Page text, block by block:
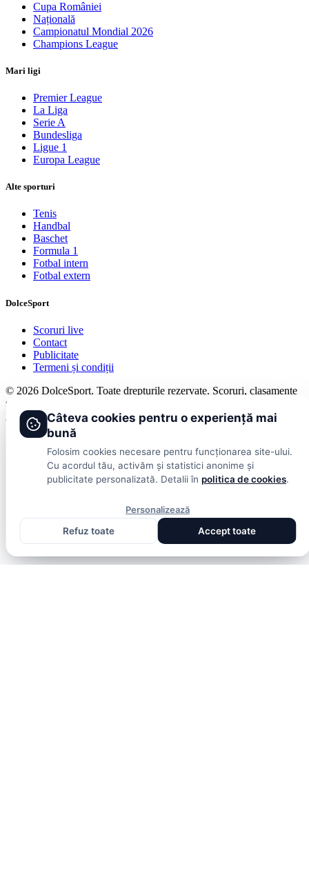
Cupa României
Națională
Campionatul Mondial 2026
Champions League
Mari ligi
Premier League
La Liga
Serie A
Bundesliga
Ligue 1
Europa League
Alte sporturi
Tenis
Handbal
Baschet
Formula 1
Fotbal intern
Fotbal extern
DolceSport
Scoruri live
Contact
Publicitate
Termeni și condiții
© 2026 DolceSport. Toate drepturile rezervate. Scoruri, clasamente
și analize din toate competițiile
Fotbal intern Fotbal extern Scoruri live
Câteva cookies pentru o experiență mai
bună
Folosim cookies necesare pentru funcționarea site-ului.
Cu acordul tău, activăm și statistici anonime și
publicitate personalizată. Detalii în politica de cookies.
Personalizează
Refuz toate
Accept toate